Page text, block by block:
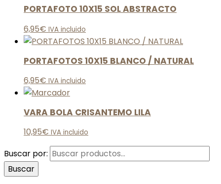
PORTAFOTO 10X15 SOL ABSTRACTO
6,95€ IVA incluido
PORTAFOTOS 10X15 BLANCO / NATURAL
6,95€ IVA incluido
VARA BOLA CRISANTEMO LILA
10,95€ IVA incluido
Buscar por:
Buscar